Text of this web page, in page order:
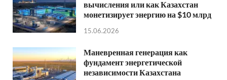
вычисления или как Казахстан
монетизирует энергию на $10 млрд
15.06.2026
Маневренная генерация как
фундамент энергетической
независимости Казахстана